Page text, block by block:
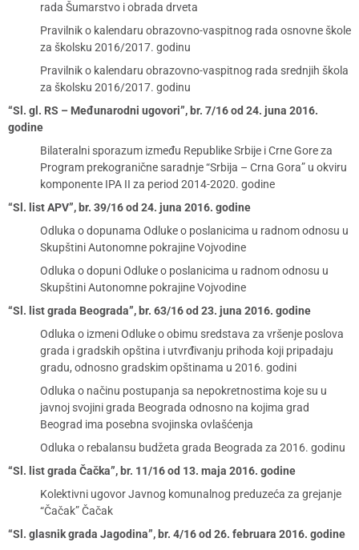
rada Šumarstvo i obrada drveta
Pravilnik o kalendaru obrazovno-vaspitnog rada osnovne škole
za školsku 2016/2017. godinu
Pravilnik o kalendaru obrazovno-vaspitnog rada srednjih škola
za školsku 2016/2017. godinu
“Sl. gl. RS – Međunarodni ugovori”, br. 7/16 od 24. juna 2016.
godine
Bilateralni sporazum između Republike Srbije i Crne Gore za
Program prekogranične saradnje “Srbija – Crna Gora” u okviru
komponente IPA II za period 2014-2020. godine
“Sl. list APV”, br. 39/16 od 24. juna 2016. godine
Odluka o dopunama Odluke o poslanicima u radnom odnosu u
Skupštini Autonomne pokrajine Vojvodine
Odluka o dopuni Odluke o poslanicima u radnom odnosu u
Skupštini Autonomne pokrajine Vojvodine
“Sl. list grada Beograda”, br. 63/16 od 23. juna 2016. godine
Odluka o izmeni Odluke o obimu sredstava za vršenje poslova
grada i gradskih opština i utvrđivanju prihoda koji pripadaju
gradu, odnosno gradskim opštinama u 2016. godini
Odluka o načinu postupanja sa nepokretnostima koje su u
javnoj svojini grada Beograda odnosno na kojima grad
Beograd ima posebna svojinska ovlašćenja
Odluka o rebalansu budžeta grada Beograda za 2016. godinu
“Sl. list grada Čačka”, br. 11/16 od 13. maja 2016. godine
Kolektivni ugovor Javnog komunalnog preduzeća za grejanje
“Čačak” Čačak
“Sl. glasnik grada Jagodina”, br. 4/16 od 26. februara 2016. godine